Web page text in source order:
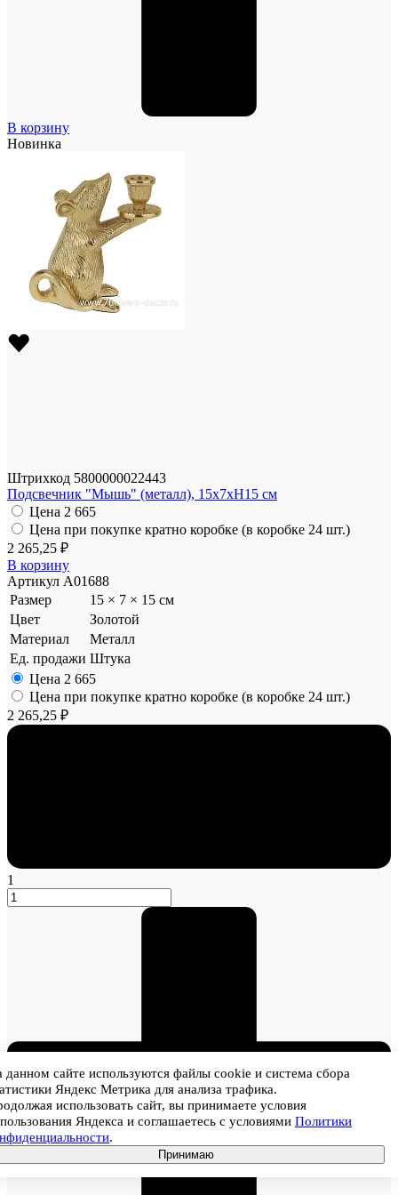
В корзину
Новинка
Штрихкод 5800000022443
Подсвечник "Мышь" (металл), 15x7xH15 см
Цена 2 665
Цена при покупке кратно коробке (в коробке 24 шт.)
2 265,25 ₽
В корзину
Артикул A01688
Размер
15 × 7 × 15 см
Цвет
Золотой
Материал
Металл
Ед. продажи Штука
Цена 2 665
Цена при покупке кратно коробке (в коробке 24 шт.)
2 265,25 ₽
1
данном сайте используются файлы cookie и система сбора
Яндекс Метрика для анализа трафика.
использовать сайт, вы принимаете условия
Яндекса и соглашаетесь с условиями Политики
.
Принимаю